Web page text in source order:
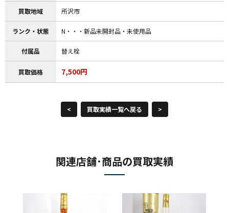
買取地域 所沢市
ランク・状態 N・・・新品未開封品・未使用品
付属品 替え栓
買取価格 7,500円
< 買取実績一覧へ戻る >
関連店舗･商品の買取実績